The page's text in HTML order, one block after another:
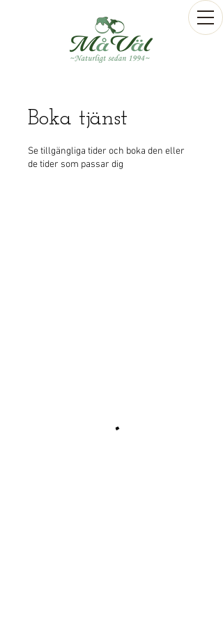
Boka tjänst
Se tillgängliga tider och boka den eller
de tider som passar dig